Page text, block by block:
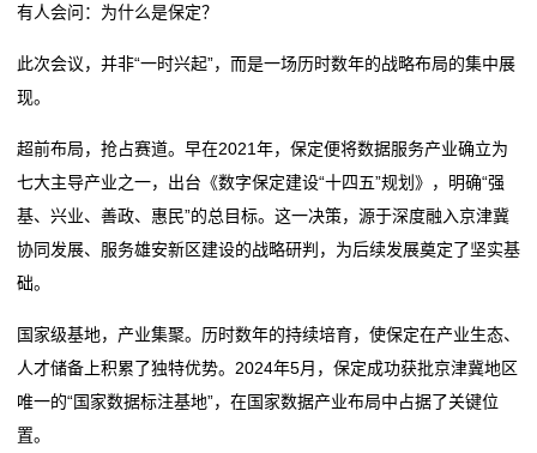
有人会问：为什么是保定？
此次会议，并非“一时兴起”，而是一场历时数年的战略布局的集中展
现。
超前布局，抢占赛道。早在2021年，保定便将数据服务产业确立为
七大主导产业之一，出台《数字保定建设“十四五”规划》，明确“强
基、兴业、善政、惠民”的总目标。这一决策，源于深度融入京津冀
协同发展、服务雄安新区建设的战略研判，为后续发展奠定了坚实基
础。
国家级基地，产业集聚。历时数年的持续培育，使保定在产业生态、
人才储备上积累了独特优势。2024年5月，保定成功获批京津冀地区
唯一的“国家数据标注基地”，在国家数据产业布局中占据了关键位
置。